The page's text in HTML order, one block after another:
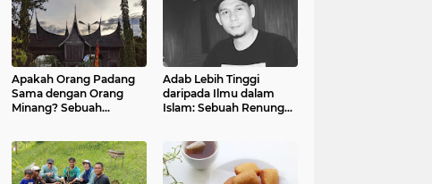
Apakah Orang Padang
Sama dengan Orang
Minang? Sebuah
Adab Lebih Tinggi
daripada Ilmu dalam
Islam: Sebuah Renungan